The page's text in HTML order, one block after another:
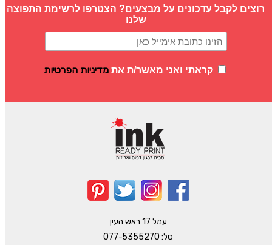
רוצים לקבל עדכונים על מבצעים? הצטרפו לרשימת התפוצה
שלנו
קראתי ואני מאשר/ת את מדיניות הפרטיות
עמל 17 ראש העין
טל: 077-5355270